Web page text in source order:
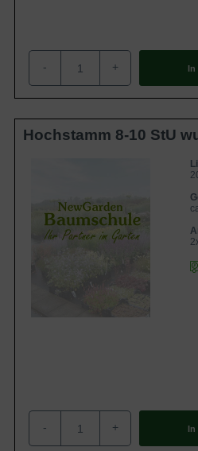
- + In
Hochstamm 8-10 StU
- + In